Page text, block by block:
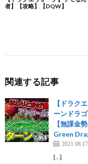
関連する記事
【ドラク
ーンドラ
【無課金
Green
2021.08.17
[…]